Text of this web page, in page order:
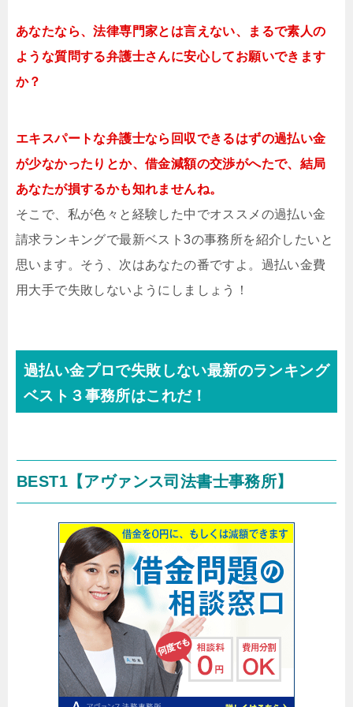
あなたなら、法律専門家とは言えない、まるで素人の
ような質問する弁護士さんに安心してお願いできます
か？
エキスパートな弁護士なら回収できるはずの過払い金
が少なかったりとか、借金減額の交渉がへたで、結局
あなたが損するかも知れませんね。
そこで、私が色々と経験した中でオススメの過払い金
請求ランキングで最新ベスト3の事務所を紹介したいと
思います。そう、次はあなたの番ですよ。過払い金費
用大手で失敗しないようにしましょう！
過払い金プロで失敗しない最新のランキング
ベスト３事務所はこれだ！
BEST1 【アヴァンス司法書士事務所】